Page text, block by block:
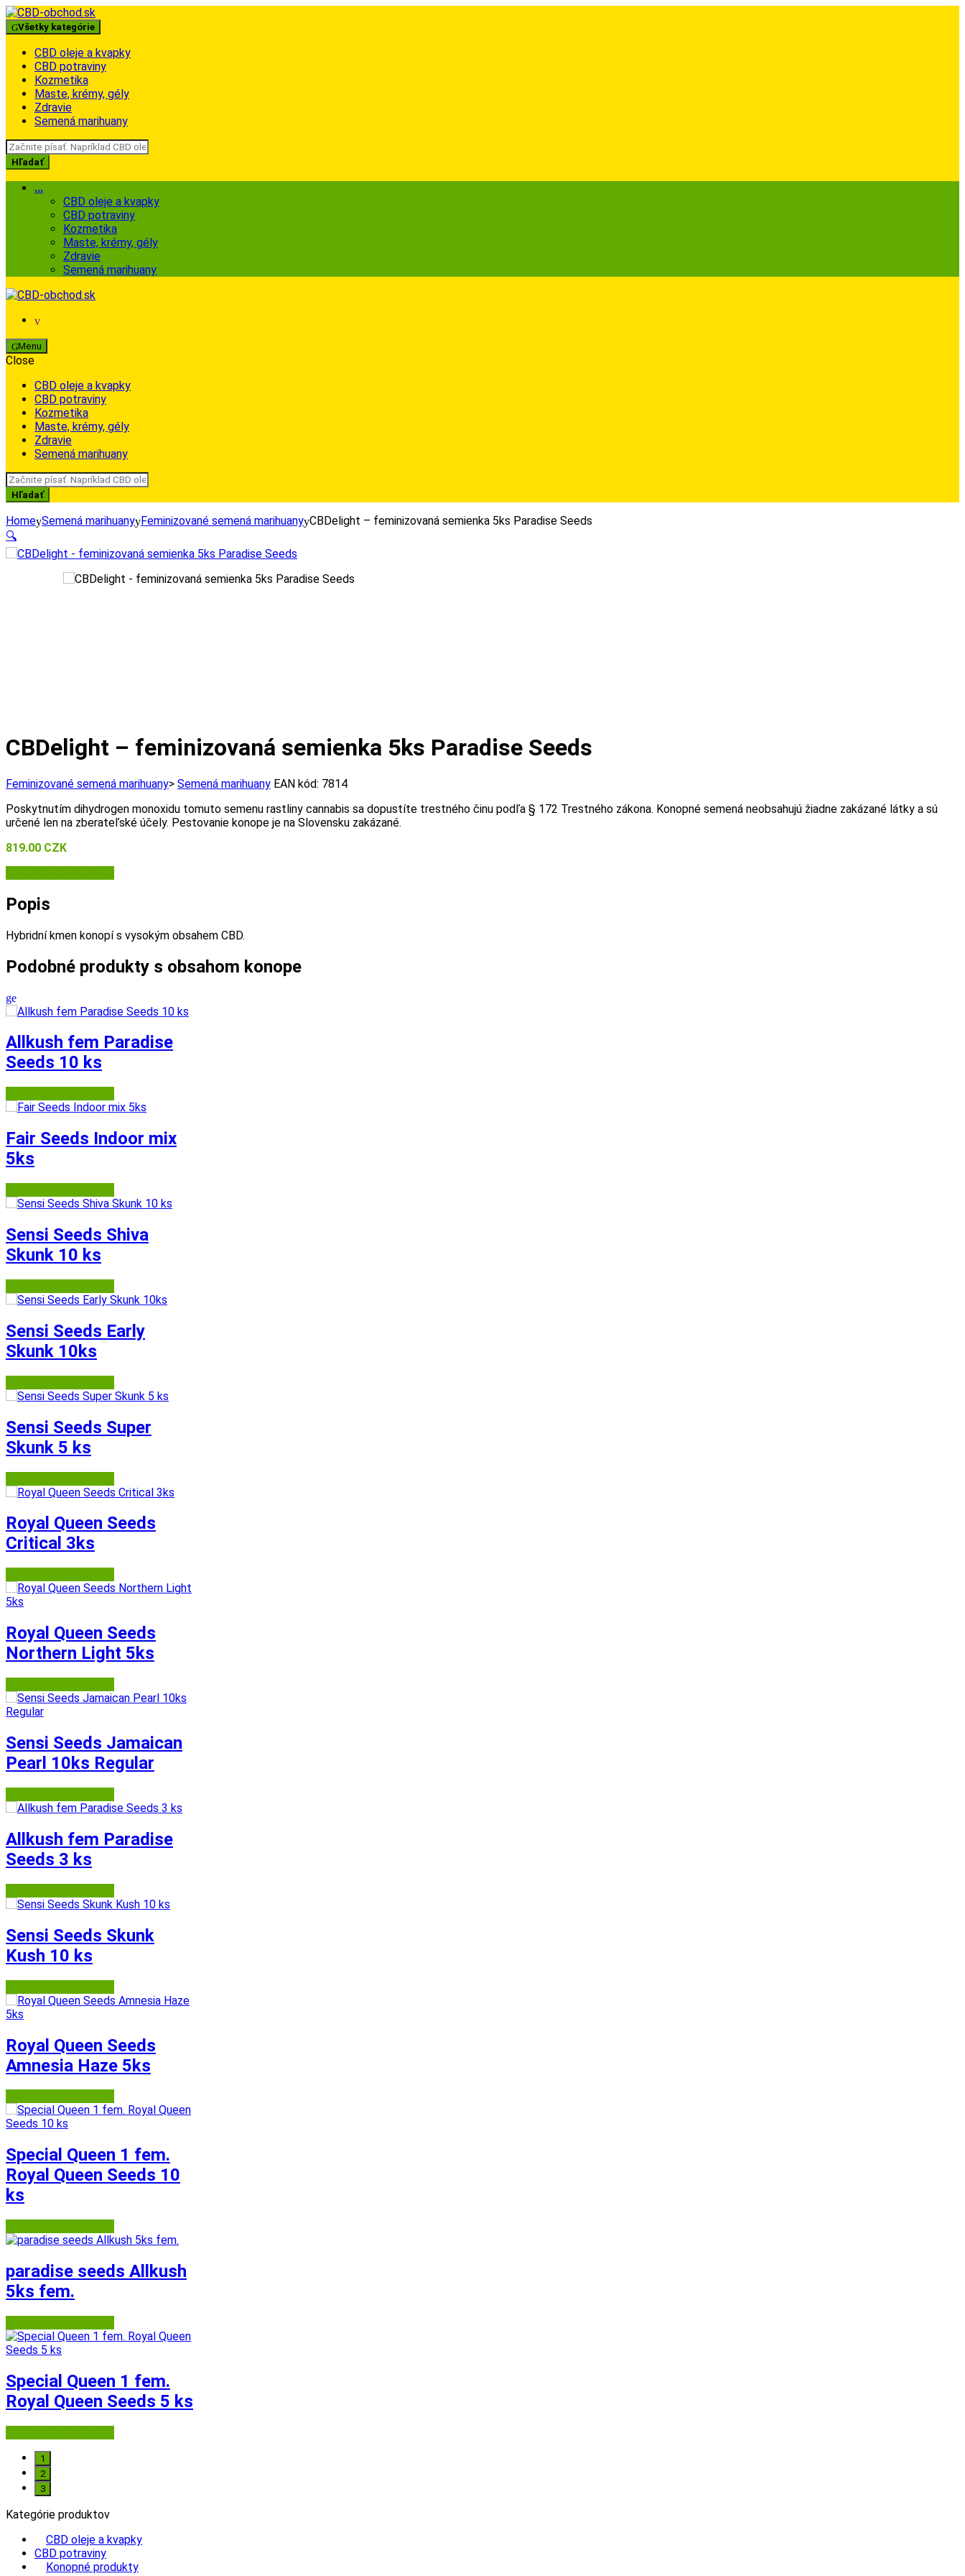
Skip
to
navigation
Skip
to
content
Všetky kategórie
CBD oleje a kvapky
CBD potraviny
Kozmetika
Maste, krémy, gély
Zdravie
Semená marihuany
Search
for:
Hľadať
...
CBD oleje a kvapky
CBD potraviny
Kozmetika
Maste, krémy, gély
Zdravie
Semená marihuany
Menu
Close
CBD oleje a kvapky
CBD potraviny
Kozmetika
Maste, krémy, gély
Zdravie
Semená marihuany
Search
for:
Hľadať
Home Semená marihuany Feminizované semená marihuany CBDelight – feminizovaná semienka 5ks Paradise Seeds
🔍
CBDelight – feminizovaná semienka 5ks Paradise Seeds
Feminizované semená marihuany> Semená marihuany EAN kód: 7814
Poskytnutím dihydrogen monoxidu tomuto semenu rastliny cannabis sa dopustíte trestného činu podľa § 172 Trestného zákona. Konopné semená neobsahujú žiadne zakázané látky a sú
určené len na zberateľské účely. Pestovanie konope je na Slovensku zakázané.
819.00 CZK
Popis
Hybridní kmen konopí s vysokým obsahem CBD.
Podobné produkty s obsahom konope
Allkush fem Paradise
Seeds 10 ks
Fair Seeds Indoor mix
5ks
Sensi Seeds Shiva
Skunk 10 ks
Sensi Seeds Early
Skunk 10ks
Sensi Seeds Super
Skunk 5 ks
Royal Queen Seeds
Critical 3ks
Royal Queen Seeds
Northern Light 5ks
Sensi Seeds Jamaican
Pearl 10ks Regular
Allkush fem Paradise
Seeds 3 ks
Sensi Seeds Skunk
Kush 10 ks
Royal Queen Seeds
Amnesia Haze 5ks
Special Queen 1 fem.
Royal Queen Seeds 10
ks
paradise seeds Allkush
5ks fem.
Special Queen 1 fem.
Royal Queen Seeds 5 ks
1
2
3
Kategórie produktov
CBD oleje a kvapky
CBD potraviny
Konopné produkty